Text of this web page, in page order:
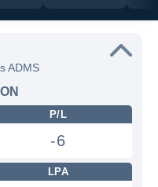
ADMS
P/L
-6
LPA